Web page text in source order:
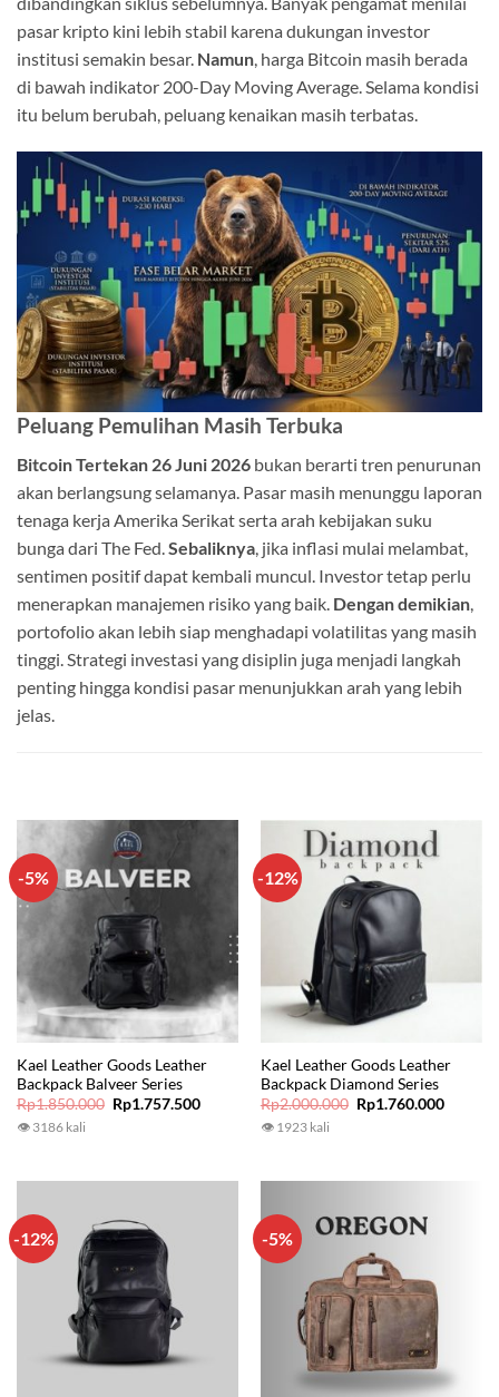
pasar kripto kini lebih stabil karena dukungan investor
institusi semakin besar. Namun, harga Bitcoin masih berada
di bawah indikator 200-Day Moving Average. Selama kondisi
itu belum berubah, peluang kenaikan masih terbatas.
Peluang Pemulihan Masih Terbuka
Bitcoin Tertekan 26 Juni 2026 bukan berarti tren penurunan
akan berlangsung selamanya. Pasar masih menunggu laporan
tenaga kerja Amerika Serikat serta arah kebijakan suku
bunga dari The Fed. Sebaliknya , jika inflasi mulai melambat,
sentimen positif dapat kembali muncul. Investor tetap perlu
menerapkan manajemen risiko yang baik. Dengan demikian
portofolio akan lebih siap menghadapi volatilitas yang masih
tinggi. Strategi investasi yang disiplin juga menjadi langkah
penting hingga kondisi pasar menunjukkan arah yang lebih
jelas.
-5%
Kael Leather Goods Leather
Backpack Balveer Series
Rp1.850.000 Original
price
Rp1.757.500Current
👁 3186 kali
-12%
Kael Leather Goods Leather
Backpack Diamond Series
Rp2.000.000 Original
price
Rp1.760.000Current
👁 1923 kali
-12% -5%